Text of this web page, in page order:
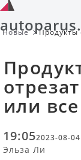
Новые
Продукты
или
19:052023-08-04
Эльза Ли